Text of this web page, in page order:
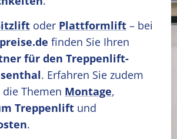
oder Plattformlift – bei
finden Sie Ihren
für den Treppenlift-
. Erfahren Sie zudem
Themen Montage,
Treppenlift und
.